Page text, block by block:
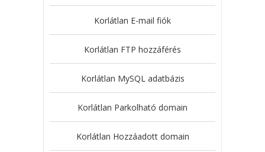
Korlátlan E-mail fiók
Korlátlan FTP hozzáférés
Korlátlan MySQL adatbázis
Korlátlan Parkolható domain
Korlátlan Hozzáadott domain